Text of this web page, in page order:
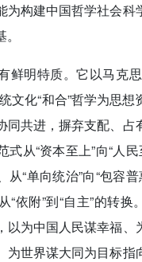
为构建中国哲学社会科
鲜明特质。它以马克
文化“和合”哲学为思想
同共进，摒弃支配、占
从“资本至上”向“人民
从“单向统治”向“包容普
“依附”到“自主”的转
以为中国人民谋幸福、
为世界谋大同为目标指